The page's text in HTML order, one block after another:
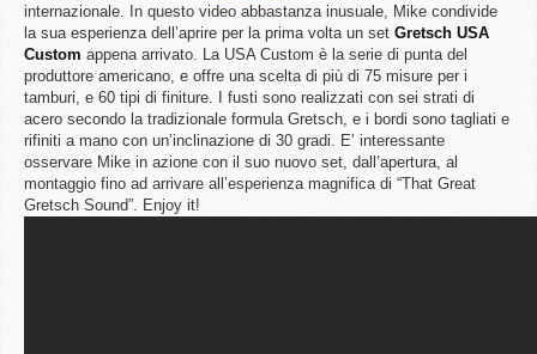
internazionale. In questo video abbastanza inusuale, Mike condivide
la sua esperienza dell’aprire per la prima volta un set Gretsch USA
Custom appena arrivato. La USA Custom è la serie di punta del
produttore americano, e offre una scelta di più di 75 misure per i
tamburi, e 60 tipi di finiture. I fusti sono realizzati con sei strati di
acero secondo la tradizionale formula Gretsch, e i bordi sono tagliati e
rifiniti a mano con un’inclinazione di 30 gradi. E’ interessante
osservare Mike in azione con il suo nuovo set, dall’apertura, al
montaggio fino ad arrivare all’esperienza magnifica di “That Great
Gretsch Sound”. Enjoy it!